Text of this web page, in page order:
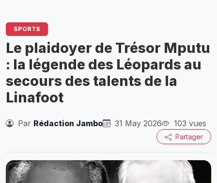
SPORTS
Le plaidoyer de Trésor Mputu
: la légende des Léopards au
secours des talents de la
Linafoot
Par Rédaction Jambo 31 May 2026 103 vues
Partager